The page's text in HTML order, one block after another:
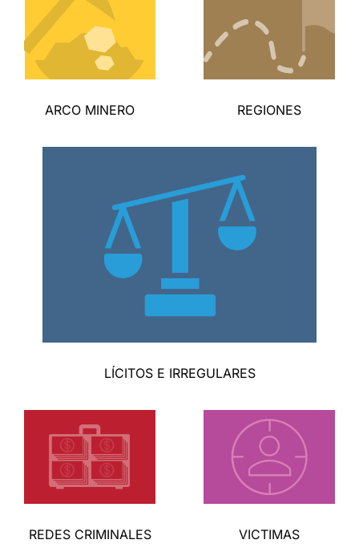
ARCO MINERO REGIONES
LÍCITOS E IRREGULARES
REDES CRIMINALES VICTIMAS